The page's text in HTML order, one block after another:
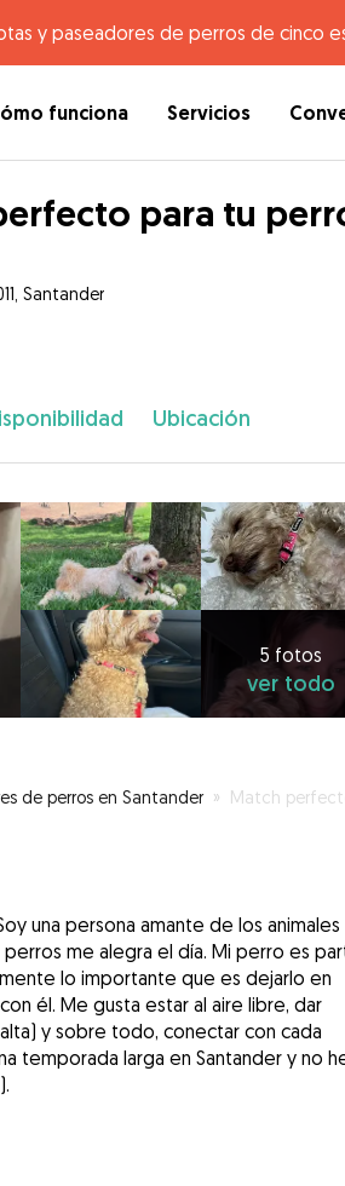
y paseadores de perros de cinco
funciona Servicios
para tu
Santander
Ubicación
5 fotos
ver todo
de perros en Santander » Match perfecto para tu
una persona amante de los animales
me alegra el día. Mi perro es
lo importante que es dejarlo en
él. Me gusta estar al aire libre, dar
y sobre todo, conectar con cada
temporada larga en Santander y no